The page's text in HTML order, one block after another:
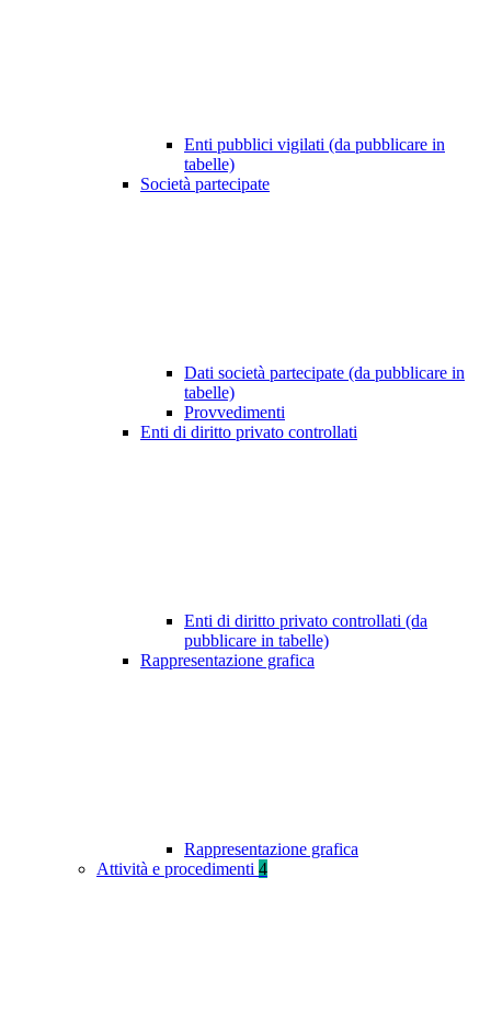
Enti pubblici vigilati (da pubblicare in
tabelle)
Società partecipate
Dati società partecipate (da pubblicare in
tabelle)
Provvedimenti
Enti di diritto privato controllati
Enti di diritto privato controllati (da
pubblicare in tabelle)
Rappresentazione grafica
Rappresentazione grafica
Attività e procedimenti 4